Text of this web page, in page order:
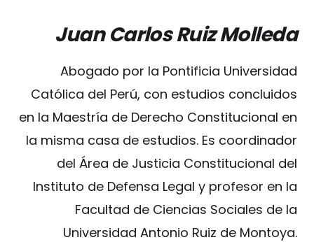
Juan Carlos Ruiz Molleda
Abogado por la Pontificia Universidad
Católica del Perú, con estudios concluidos
en la Maestría de Derecho Constitucional en
la misma casa de estudios. Es coordinador
del Área de Justicia Constitucional del
Instituto de Defensa Legal y profesor en la
Facultad de Ciencias Sociales de la
Universidad Antonio Ruiz de Montoya.